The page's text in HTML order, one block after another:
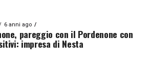
6 anni ago
pareggio con il Pordenone con
impresa di Nesta